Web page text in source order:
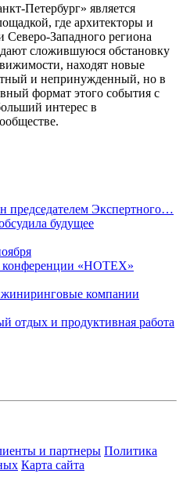
Петербург» является
где архитекторы и
Северо-Западного региона
сложившуюся обстановку
находят новые
и непринужденный, но в
формат этого события с
интерес в
председателем Экспертного…
будущее
конференции «НОТЕХ»
компании
отдых и продуктивная работа
и партнеры Политика
Карта сайта